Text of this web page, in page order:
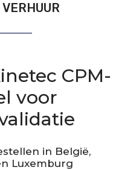
CPM-
voor
in België,
Luxemburg